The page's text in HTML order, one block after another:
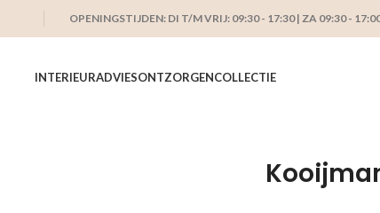
OPENINGSTIJDEN: DI T/M VRIJ: 09:30 - 17:30 | ZA 09:30 -
INTERIEURADVIESONTZORGENCOLLECTIE